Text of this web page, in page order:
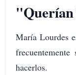
María Lourdes
hacerlos.